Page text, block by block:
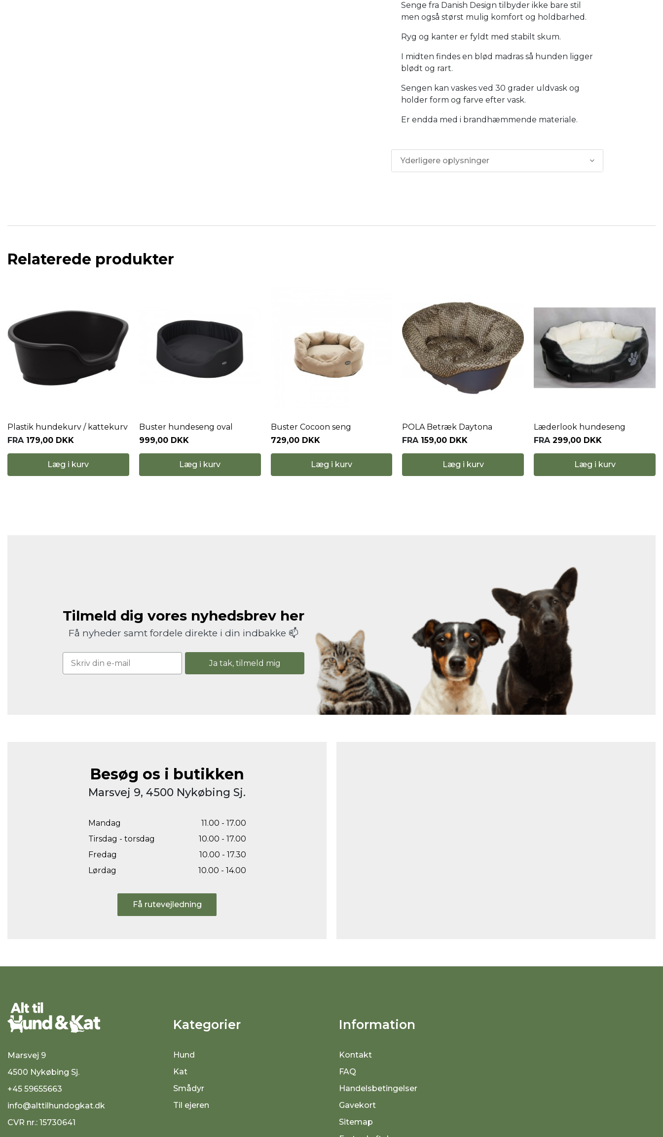
Senge fra Danish Design tilbyder ikke bare stil
men også størst mulig komfort og holdbarhed.
Ryg og kanter er fyldt med stabilt skum.
I midten findes en blød madras så hunden ligger
blødt og rart.
Sengen kan vaskes ved 30 grader uldvask og
holder form og farve efter vask.
Er endda med i brandhæmmende materiale.
Yderligere oplysninger
Relaterede produkter
Plastik hundekurv / kattekurv
FRA 179,00 DKK
Læg i kurv
Buster hundeseng oval
999,00 DKK
Læg i kurv
Buster Cocoon seng
729,00 DKK
Læg i kurv
POLA Betræk Daytona
FRA 159,00 DKK
Læg i kurv
Læderlook hundeseng
FRA299,00 DKK
Læg i kurv
Tilmeld dig vores nyhedsbrev her
Få nyheder samt fordele direkte i din indbakke 📫
Ja tak, tilmeld mig
Besøg os i butikken
Marsvej 9, 4500 Nykøbing Sj.
Mandag
11.00 - 17.00
Tirsdag - torsdag
10.00 - 17.00
Fredag
10.00 - 17.30
Lørdag
10.00 - 14.00
Få rutevejledning
Marsvej 9
4500 Nykøbing Sj.
+45 59655663
info@alttilhundogkat.dk
CVR nr.: 15730641
Kategorier
Hund
Kat
Smådyr
Til ejeren
Information
Kontakt
FAQ
Handelsbetingelser
Gavekort
Sitemap